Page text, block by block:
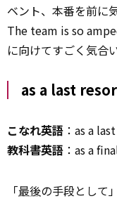
ベント、本番を前に
The team is so
に向けてすごく気合
as a last
こなれ英語 ：as a
教科書英語 ：as a
「最後の手段として